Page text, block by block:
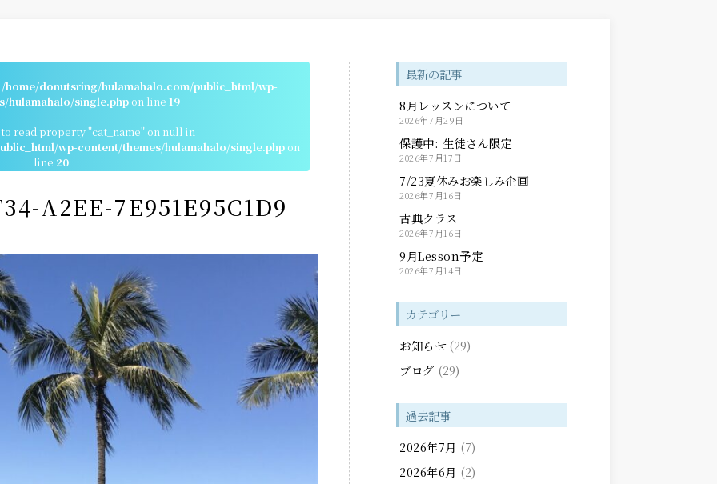
/home/donutsring/hulamahalo.com/public_html/wp-
hulamahalo/single.php on line19
read property "cat_name" on null in
wp-content/themes/hulamahalo/single.php on
line 20
A2EE-7E951E95C1D9
最新の記事
8月レッスンについて
2026年7月29日
保護中: 生徒さん限定
2026年7月17日
7/23夏休みお楽しみ企画
2026年7月16日
古典クラス
2026年7月16日
9月Lesson予定
2026年7月14日
カテゴリー
お知らせ(29)
ブログ (29)
過去記事
2026年7月 (7)
2026年6月 (2)